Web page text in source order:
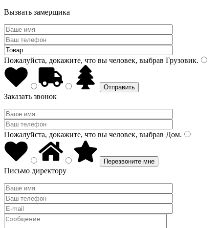
Вызвать замерщика
Пожалуйста, докажите, что вы человек, выбрав Грузовик.
Заказать звонок
Пожалуйста, докажите, что вы человек, выбрав Дом.
Письмо директору